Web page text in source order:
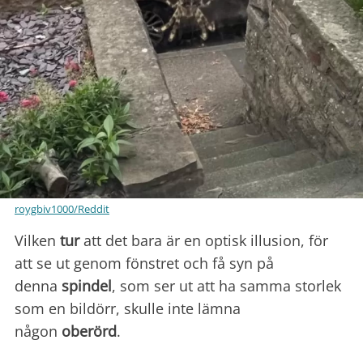
roygbiv1000/Reddit
Vilken turatt det bara är en optisk illusion, för
att se ut genom fönstret och få syn på
denna spindel, som ser ut att ha samma storlek
som en bildörr, skulle inte lämna
någon oberörd.